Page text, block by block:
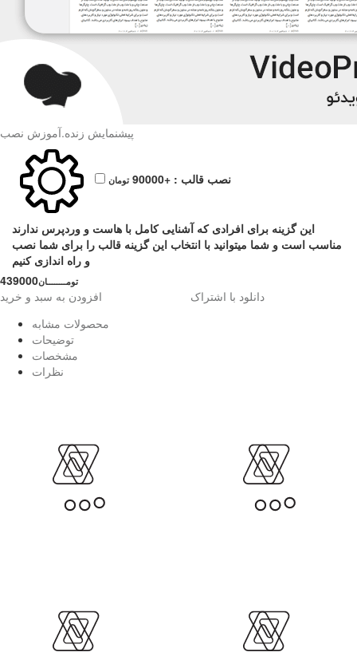
پیشنمایش زنده.آموزش نصب
نصب قالب : +90000 تومان
این گزینه برای افرادی که آشنایی کامل با هاست و وردپرس ندارند
مناسب است و شما میتوانید با انتخاب این گزینه قالب را برای شما نصب
و راه اندازی کنیم
439000تومــــــــان
افزودن به سبد و خرید
دانلود با اشتراک
محصولات مشابه
توضیحات
مشخصات
نظرات